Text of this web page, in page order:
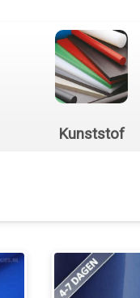
Kunststof